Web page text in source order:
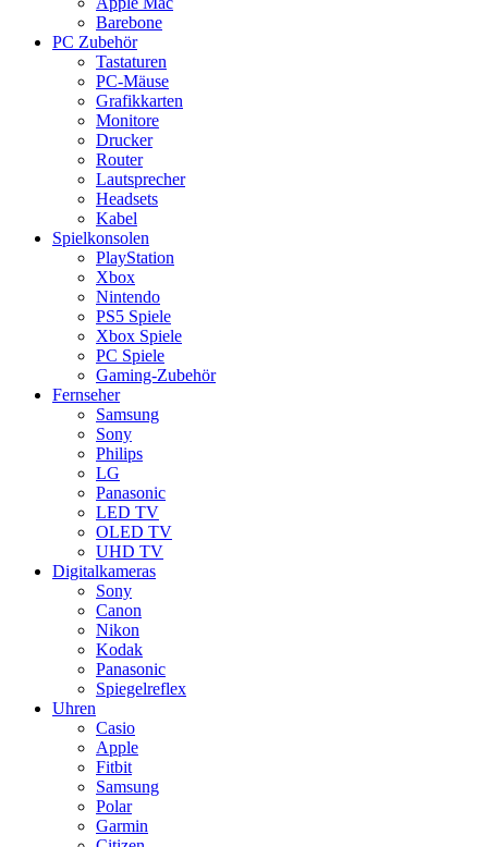
Barebone
PC Zubehör
Tastaturen
PC-Mäuse
Grafikkarten
Monitore
Drucker
Router
Lautsprecher
Headsets
Kabel
Spielkonsolen
PlayStation
Xbox
Nintendo
PS5 Spiele
Xbox Spiele
PC Spiele
Gaming-Zubehör
Fernseher
Samsung
Sony
Philips
LG
Panasonic
LED TV
OLED TV
UHD TV
Digitalkameras
Sony
Canon
Nikon
Kodak
Panasonic
Spiegelreflex
Uhren
Casio
Apple
Fitbit
Samsung
Polar
Garmin